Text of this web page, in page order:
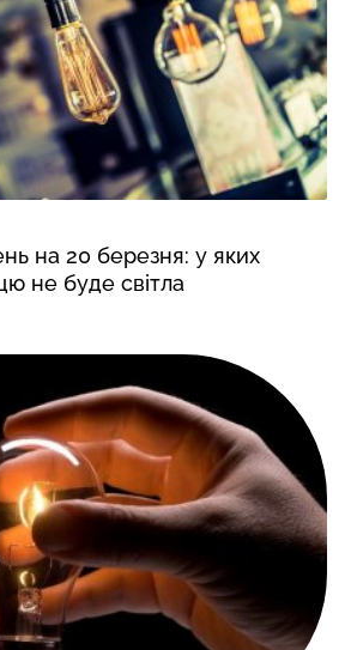
на 20 березня: у яких
не буде світла